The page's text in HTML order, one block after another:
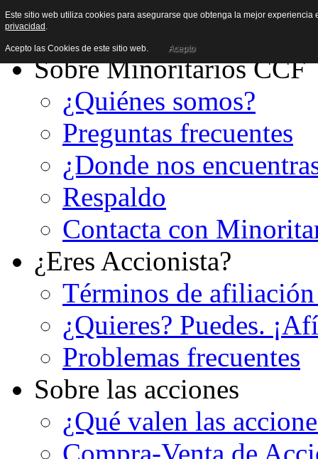
Sobre Minoritarios CCF
¿Quiénes somos?
Preguntas frecuentes
¿Donde nos
Respaldo
Contacta con
¿Eres Accionista?
Términos de
¿Quieres? Puedes.
Problemas frecuentes
Sobre las acciones
¿Qué valen las
Este sitio web utiliza cookies para asegurarse que obtenga la mejor
privacidad .
Acepto las Cookies de este sitio web. Acepto